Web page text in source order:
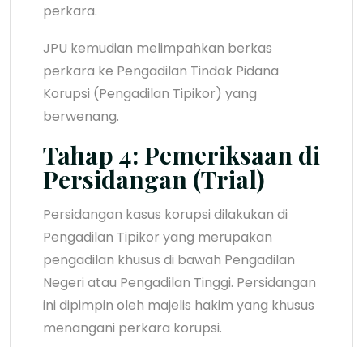
perkara.
JPU kemudian melimpahkan berkas
perkara ke Pengadilan Tindak Pidana
Korupsi (Pengadilan Tipikor) yang
berwenang.
Tahap 4: Pemeriksaan di
Persidangan (Trial)
Persidangan kasus korupsi dilakukan di
Pengadilan Tipikor yang merupakan
pengadilan khusus di bawah Pengadilan
Negeri atau Pengadilan Tinggi. Persidangan
ini dipimpin oleh majelis hakim yang khusus
menangani perkara korupsi.